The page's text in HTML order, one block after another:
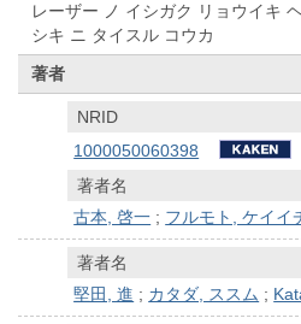
レーザー ノ イシガク リョウイキ
シキ ニ タイスル コウカ
著者
NRID
1000050060398
著者名
古本, 啓一 ; フルモト, ケイイ
著者名
堅田, 進 ; カタダ, ススム ;